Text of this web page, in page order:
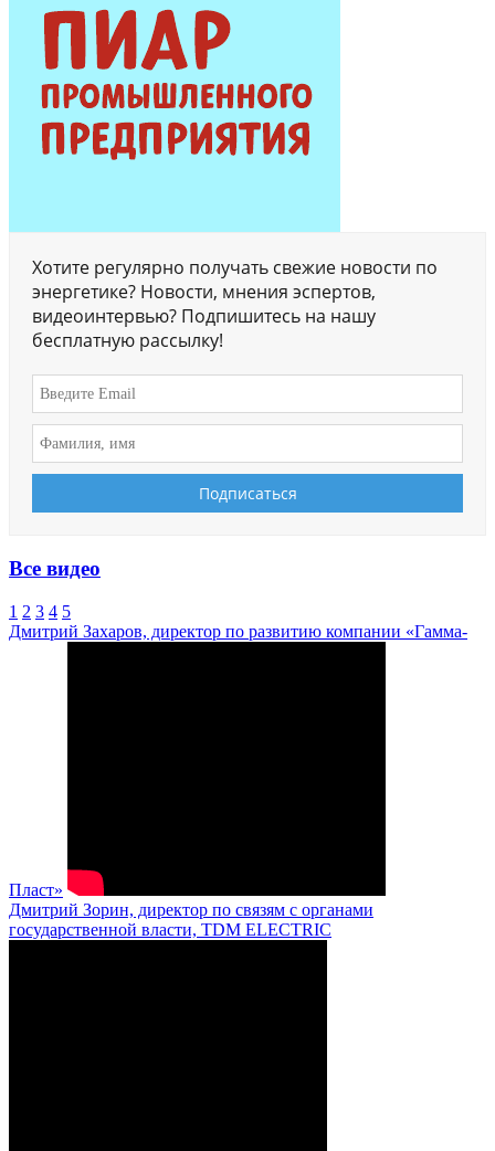
Хотите регулярно получать свежие новости по
энергетике? Новости, мнения эспертов,
видеоинтервью? Подпишитесь на нашу
бесплатную рассылку!
Все видео
1 2 3 4 5
Дмитрий Захаров, директор по развитию компании «Гамма-
Пласт»
Дмитрий Зорин, директор по связям с органами
государственной власти, TDM ELECTRIC